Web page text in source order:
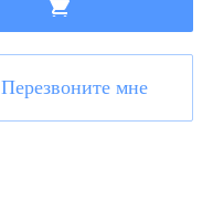
Перезвоните мне